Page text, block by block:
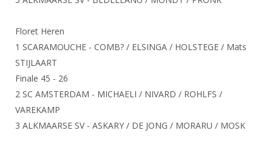
Overschrijven leden
Aanvragen van scheidsrechters
Scheidsrechterslijst
Import inschrijvingen uit Nahouw
Verwerk wedstrijduitslagen
NK organiseren
Promotie en logo
ALV
Touché
Floret Heren
1 SCARAMOUCHE - COMB? / ELSINGA / HOLSTEGE / Mats
STIJLAART
Finale 45 - 26
2 SC AMSTERDAM - MICHAELI / NIVARD / ROHLFS /
VAREKAMP
3 ALKMAARSE SV - ASKARY / DE JONG / MORARU / MOSK